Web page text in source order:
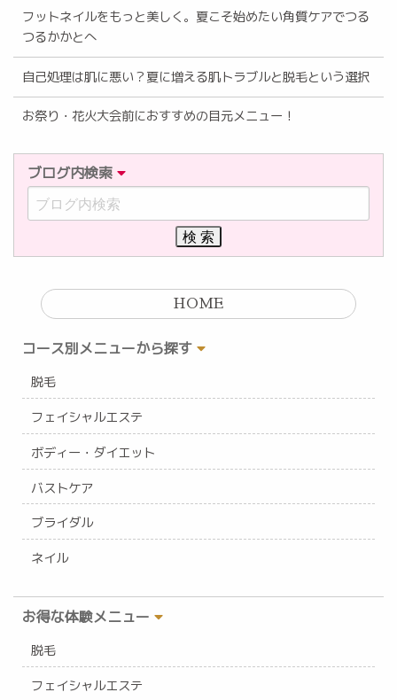
フットネイルをもっと美しく。夏こそ始めたい角質ケアでつる
つるかかとへ
自己処理は肌に悪い？夏に増える肌トラブルと脱毛という選択
お祭り・花火大会前におすすめの目元メニュー！
ブログ内検索
HOME
コース別メニューから探す
脱毛
フェイシャルエステ
ボディー・ダイエット
バストケア
ブライダル
ネイル
お得な体験メニュー
脱毛
フェイシャルエステ